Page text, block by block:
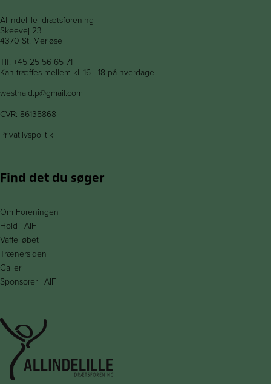
Allindelille Idrætsforening
Skeevej 23
4370 St. Merløse
Tlf: +45 25 56 65 71
Kan træffes mellem kl. 16 - 18 på hverdage
westhald.p@gmail.com
CVR: 86135868
Privatlivspolitik
Find det du søger
Om Foreningen
Hold i AIF
Vaffelløbet
Trænersiden
Galleri
Sponsorer i AIF